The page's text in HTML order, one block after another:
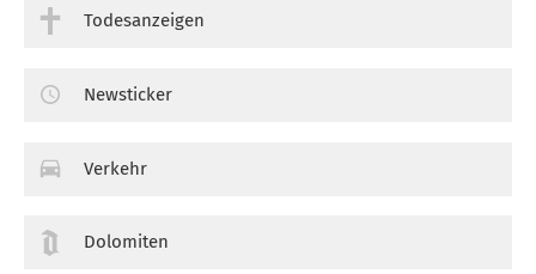
Todesanzeigen
Newsticker
Verkehr
Dolomiten